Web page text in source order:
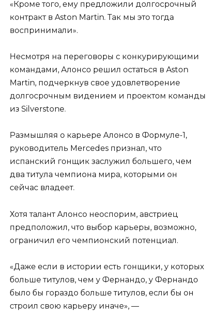
«Кроме того, ему предложили долгосрочный
контракт в Aston Martin. Так мы это тогда
воспринимали».
Несмотря на переговоры с конкурирующими
командами, Алонсо решил остаться в Aston
Martin, подчеркнув свое удовлетворение
долгосрочным видением и проектом команды
из Silverstone.
Размышляя о карьере Алонсо в Формуле-1,
руководитель Mercedes признал, что
испанский гонщик заслужил большего, чем
два титула чемпиона мира, которыми он
сейчас владеет.
Хотя талант Алонсо неоспорим, австриец
предположил, что выбор карьеры, возможно,
ограничил его чемпионский потенциал.
«Даже если в истории есть гонщики, у которых
больше титулов, чем у Фернандо, у Фернандо
было бы гораздо больше титулов, если бы он
строил свою карьеру иначе», —